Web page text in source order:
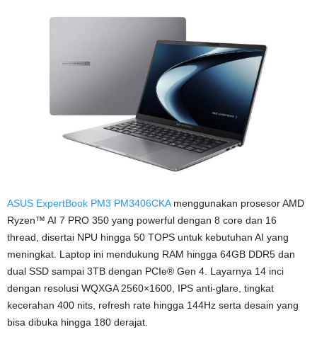
ASUS ExpertBook PM3 PM3406CKAmenggunakan prosesor AMD
Ryzen™ AI 7 PRO 350 yang powerful dengan 8 core dan 16
thread, disertai NPU hingga 50 TOPS untuk kebutuhan AI yang
meningkat. Laptop ini mendukung RAM hingga 64GB DDR5 dan
dual SSD sampai 3TB dengan PCIe® Gen 4. Layarnya 14 inci
dengan resolusi WQXGA 2560×1600, IPS anti-glare, tingkat
kecerahan 400 nits, refresh rate hingga 144Hz serta desain yang
bisa dibuka hingga 180 derajat.